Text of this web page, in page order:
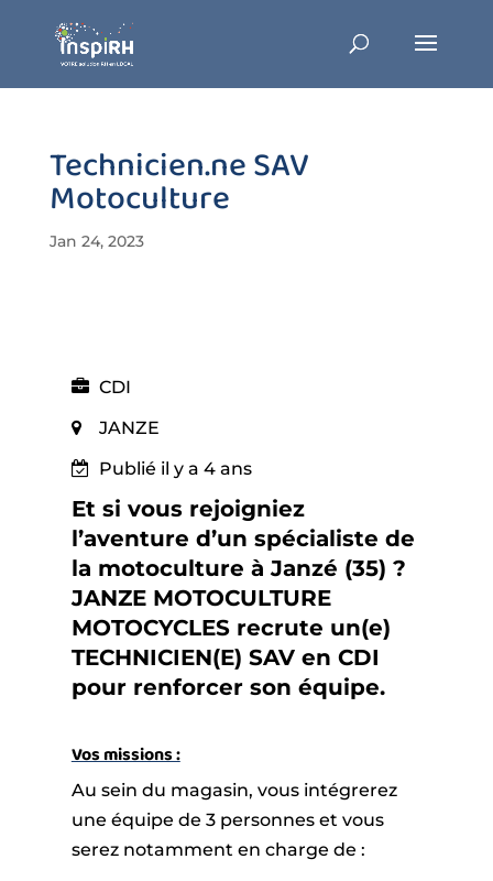
Technicien.ne SAV
Motoculture
Jan 24, 2023
CDI
JANZE
Publié il y a 4 ans
Et si vous rejoigniez
l’aventure d’un spécialiste de
la motoculture à Janzé (35) ?
JANZE MOTOCULTURE
MOTOCYCLES recrute un(e)
TECHNICIEN(E) SAV en CDI
pour renforcer son équipe.
Vos missions :
Au sein du magasin, vous intégrerez
une équipe de 3 personnes et vous
serez notamment en charge de :